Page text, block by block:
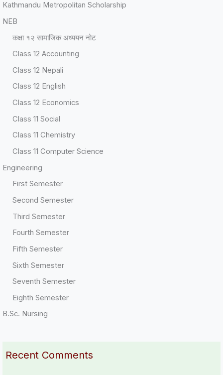
Kathmandu Metropolitan Scholarship
NEB
कक्षा १२ सामाजिक अध्ययन नोट
Class 12 Accounting
Class 12 Nepali
Class 12 English
Class 12 Economics
Class 11 Social
Class 11 Chemistry
Class 11 Computer Science
Engineering
First Semester
Second Semester
Third Semester
Fourth Semester
Fifth Semester
Sixth Semester
Seventh Semester
Eighth Semester
B.Sc. Nursing
Recent Comments